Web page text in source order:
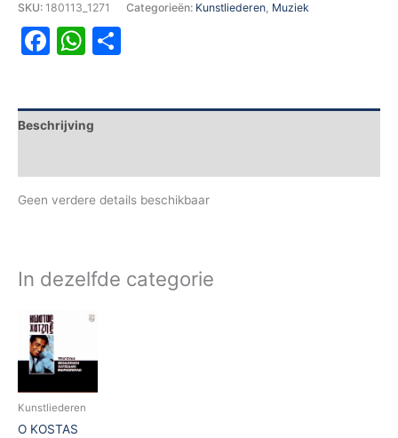
SKU: 180113_1271 Categorieën: Kunstliederen, Muziek
Facebook
WhatsApp
Beschrijving
Geen verdere details beschikbaar
In dezelfde categorie
Kunstliederen
O KOSTAS